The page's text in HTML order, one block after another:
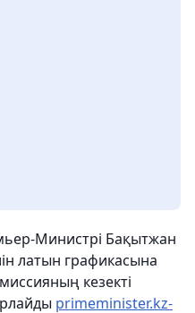
Министрі Бақытжан
латын графикасына
кезекті
primeminister.kz-